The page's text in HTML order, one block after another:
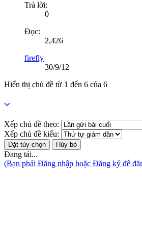
Trả lời:
0
Đọc:
2,426
firefly
30/9/12
Hiển thị chủ đề từ 1 đến 6 của 6
Xếp chủ đề theo:
Xếp chủ đề kiểu:
Đang tải...
(Bạn phải Đăng nhập hoặc Đăng ký để